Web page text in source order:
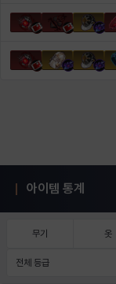
아이템 통계
무기 옷
전체 등급